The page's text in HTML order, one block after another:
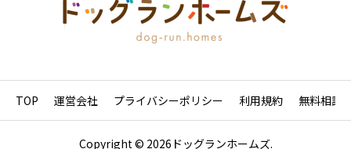
TOP 運営会社 プライバシーポリシー 利用規約 無料相談
Copyright © 2026ドッグランホームズ.